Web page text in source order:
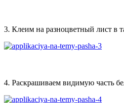
3. Клеим на разноцветный лист в
4. Раскрашиваем видимую часть